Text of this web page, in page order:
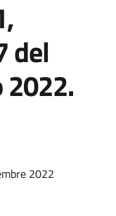
del
2022.
2022